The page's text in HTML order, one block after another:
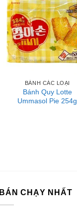
BÁNH CÁC LOẠI
Bánh Quy Lotte
Ummasol Pie 254g
BÁN CHẠY NHẤT